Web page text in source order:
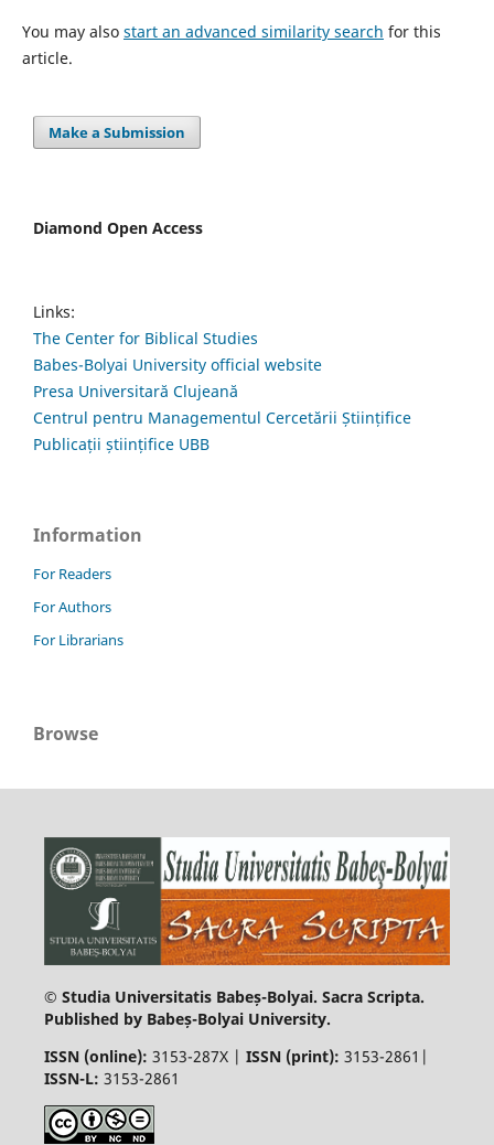
You may also start an advanced similarity search for this
article.
Make a Submission
Diamond Open Access
Links:
The Center for Biblical Studies
Babes-Bolyai University official website
Presa Universitară Clujeană
Centrul pentru Managementul Cercetării Științifice
Publicații științifice UBB
Information
For Readers
For Authors
For Librarians
Browse
© Studia Universitatis Babeș-Bolyai. Sacra Scripta.
Published by Babeș-Bolyai University.
ISSN (online): 3153-287X | ISSN (print): 3153-2861|
ISSN-L: 3153-2861